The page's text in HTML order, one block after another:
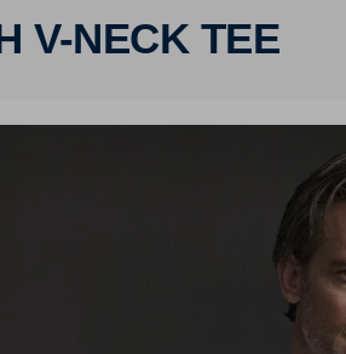
V-NECK TEE